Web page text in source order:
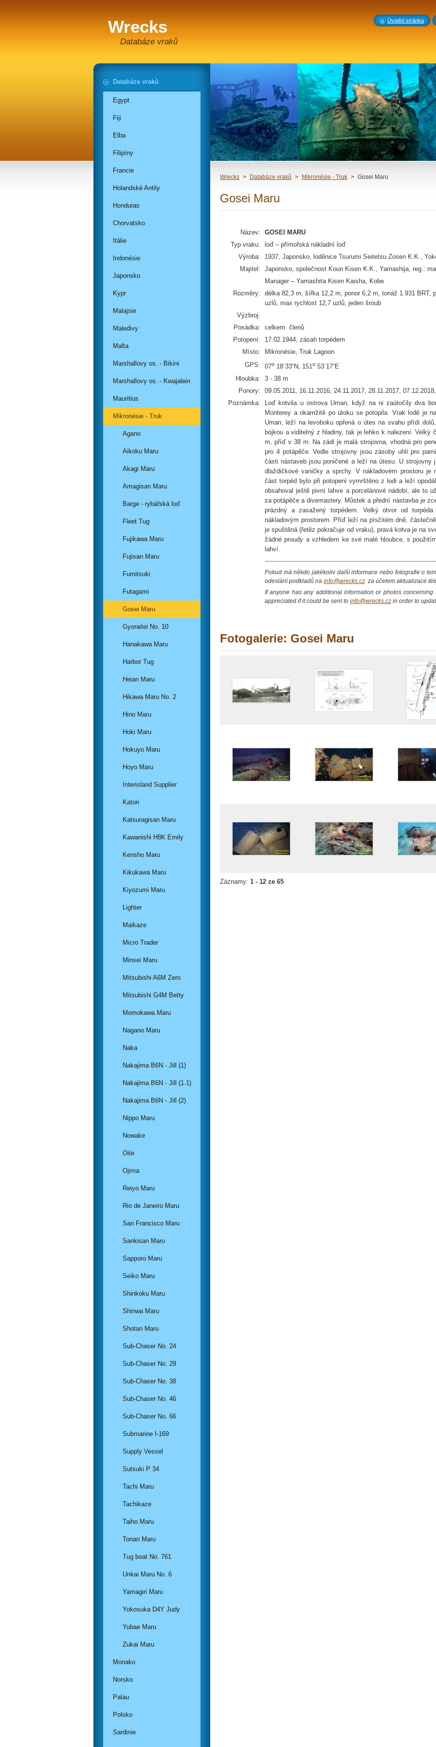
Wrecks
Databáze vraků
Wrecks > Databáze vraků > Mikronésie - Truk > Gosei Maru
Gosei Maru
Název:
GOSEI MARU
Typ vraku:
loď – přímořská nákladní loď
Výroba:
1937, Japonsko, loděnice Tsurumi Seitetsu Zosen K.K.,
Majitel:
Japonsko, společnost Koun Kisen K.K., Yamashija, reg.:
Manager – Yamashita Kisen Kaisha, Kobe
Rozměry:
délka 82,3 m, šířka 12,2 m, ponor 6,2 m, tonáž 1.931 BRT,
uzlů, max rychlost 12,7 uzlů, jeden šroub
Výzbroj:
Posádka:
celkem členů
Potopení:
17.02.1944, zásah torpédem
Místo:
Mikronésie, Truk Lagoon
GPS:
07o 18´33“N, 151o 53´17“E
Hloubka:
3 - 38 m
Ponory:
09.05.2011, 16.11.2016, 24.11.2017, 28.11.2017,
Poznámka:
Loď kotvila u ostrova Uman, když na ni zaútočily dva
Monterey a okamžitě po útoku se potopila. Vrak lodě je
Uman, leží na levoboku opřená o útes na svahu přídí
bójkou a viditelný z hladiny, tak je lehko k nalezení. Velký
m, příď v 38 m. Na zádi je malá strojovna, vhodná pro
pro 4 potápěče. Vedle strojovny jsou zásoby uhlí pro
části nástaveb jsou poničené a leží na útesu. U strojovny
dlaždičkové vaničky a sprchy. V nákladovém prostoru je
část torpéd bylo při potopení vymrštěno z lodi a leží
obsahoval ještě pivní lahve a porcelánové nádobí, ale to
za potápěče a divemastery. Můstek a přední nástavba je
prázdný a zasažený torpédem. Velký otvor od
nákladovým prostorem. Příď leží na písčitém dně,
je spuštěná (řetěz pokračuje od vraku), pravá kotva je na
žádné proudy a vzhledem ke své malé hloubce, s
lahví.
Pokud má někdo jakékoliv další informace nebo fotografie o
odeslání podkladů na info@wrecks.cz za účelem aktualizace
If anyone has any additional information or photos
appreciated if it could be sent to info@wrecks.cz in order to
Fotogalerie: Gosei Maru
Záznamy: 1 - 12 ze 65
Databáze vraků
Egypt
Fiji
Elba
Filipíny
Francie
Holandské Antily
Honduras
Chorvatsko
Itálie
Indonésie
Japonsko
Kypr
Malajsie
Maledivy
Malta
Marshallovy os. - Bikini
Marshallovy os. - Kwajalein
Mauritius
Mikronésie - Truk
Agano
Aikoku Maru
Akagi Maru
Amagisan Maru
Barge - rybářská loď
Fleet Tug
Fujikawa Maru
Fujisan Maru
Fumitsuki
Futagami
Gosei Maru
Gyoraitei No. 10
Hanakawa Maru
Harbor Tug
Heian Maru
Hikawa Maru No. 2
Hino Maru
Hoki Maru
Hokuyo Maru
Hoyo Maru
Interisland Supplier
Katori
Katsuragisan Maru
Kawanishi H8K Emily
Kensho Maru
Kikukawa Maru
Kiyozumi Maru
Lighter
Maikaze
Micro Trader
Minsei Maru
Mitsubishi A6M Zero
Mitsubishi G4M Betty
Momokawa Maru
Nagano Maru
Naka
Nakajima B6N - Jill (1)
Nakajima B6N - Jill (1.1)
Nakajima B6N - Jill (2)
Nippo Maru
Nowake
Oite
Ojima
Reiyo Maru
Rio de Janeiro Maru
San Francisco Maru
Sankisan Maru
Sapporo Maru
Seiko Maru
Shinkoku Maru
Shinwa Maru
Shotan Maru
Sub-Chaser No. 24
Sub-Chaser No. 29
Sub-Chaser No. 38
Sub-Chaser No. 46
Sub-Chaser No. 66
Submarine I-169
Supply Vessel
Sutsuki P 34
Tachi Maru
Tachikaze
Taiho Maru
Tonan Maru
Tug boat No. 761
Unkai Maru No. 6
Yamagiri Maru
Yokosuka D4Y Judy
Yubae Maru
Zukai Maru
Monako
Norsko
Palau
Polsko
Sardinie
Úvodní stránka